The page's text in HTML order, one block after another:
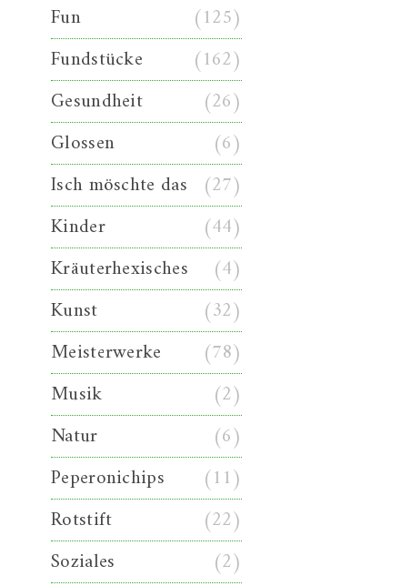
Fun
(125)
Fundstücke
(162)
Gesundheit
(26)
Glossen
(6)
Isch möschte das (27)
Kinder
(44)
Kräuterhexisches
(4)
Kunst
(32)
Meisterwerke
(78)
Musik
(2)
Natur
(6)
Peperonichips
(11)
Rotstift
(22)
Soziales
(2)